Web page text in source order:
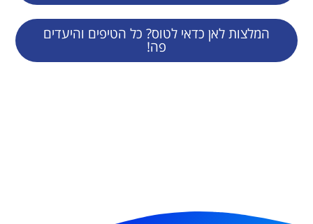
המלצות לאן כדאי לטוס? כל הטיפים והיעדים
פה!